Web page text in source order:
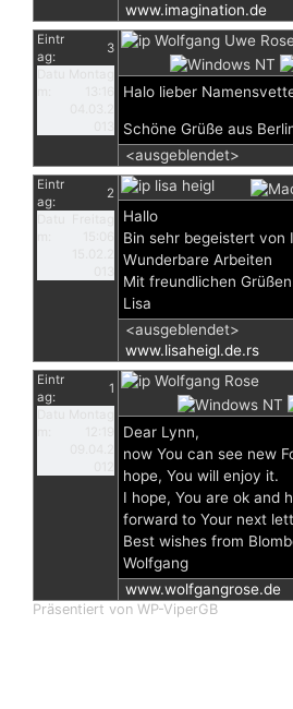
www.imagination.de
Eintr
ag:
3
Wolfgang Uwe Rose
Halo lieber
Schöne Grüße aus
<ausgeblendet>
Eintr
ag:
2
lisa heigl
Hallo
Bin sehr begeistert von
Wunderbare Arbeiten
Mit freundlichen Grüßen
Lisa
<ausgeblendet>
www.lisaheigl.de.rs
Eintr
ag:
1
Wolfgang Rose
Dear Lynn,
now You can see new
hope, You will enjoy it.
I hope, You are ok and
forward to Your next
Best wishes from
Wolfgang
www.wolfgangrose.de
Präsentiert von WP-ViperGB